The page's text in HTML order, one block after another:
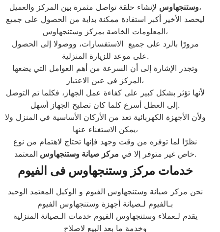
وستنجهاوسلإنشاء حلقة تواصل مثمرة بين المركز والعميل،
ليحصد الأخير أكبر استفادة ممكنة بداية من الحصول على جميع
المعلومات الخاصة بمركز وستنجهاوس،
مرورًا بالرد على جميع الاستفسارات، ووصولا إلى الحصول
على موعد للزيارة المنزلية.
وتجدر الإشارة إلى أن السرعة من أهم العوامل التي يضعها
المركز في عين الاعتبار،
لأنها تؤثر بشكل كبير على كفاءة عمل الجهاز، فكلما تم التوصل
إلى العطل أسرع كلما كان تصليح الجهاز أسهل.
ولأن الأجهزة الكهربائية تعد من الأركان الأساسية في المنزل ولا
يمكن الاستغناء عنها،
نظرًا لما توفره من وقت وجهد فإنها تحتاج لاهتمام من نوع
خاص غير متوفر إلا في مركز صيانةوستنجهاوس المعتمد.
خدمات مركز وستنجهاوس فى الفيوم
نحن مركز صيانة وستنجهاوس الفيوم و الوكيل المعتمد الوحيد
بـالفيوم لـصيانة أجهزة وستنجهاوس الفيوم
يقدم لـعملاء وستنجهاوس الفيوم خدمات الـصيانة المنزلية
وخدمة ما بعد البيع لاصلاح